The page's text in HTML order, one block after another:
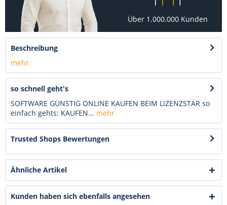
Über 1.000.000 Kunden
Beschreibung
mehr
so schnell geht's
SOFTWARE GÜNSTIG ONLINE KAUFEN BEIM LIZENZSTAR so
einfach gehts: KAUFEN... mehr
Trusted Shops Bewertungen
Ähnliche Artikel
Kunden haben sich ebenfalls angesehen